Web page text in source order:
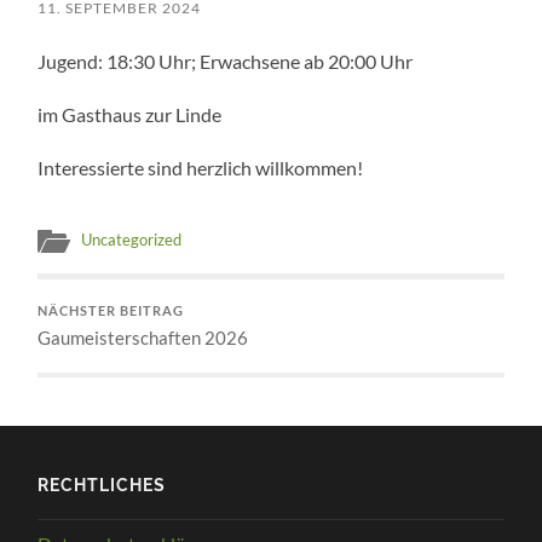
11. SEPTEMBER 2024
Jugend: 18:30 Uhr; Erwachsene ab 20:00 Uhr
im Gasthaus zur Linde
Interessierte sind herzlich willkommen!
Uncategorized
NÄCHSTER BEITRAG
Gaumeisterschaften 2026
RECHTLICHES